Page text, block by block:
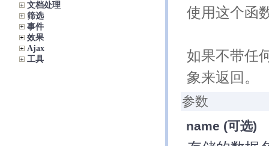
使用这个函
如果不带任
象来返回。
参数
name (可选)
文档处理
筛选
事件
效果
Ajax
工具